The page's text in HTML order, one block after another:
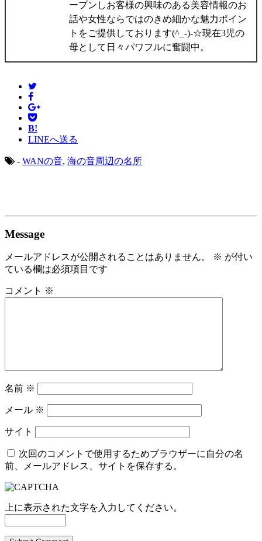
ープンしお客様の興味のある美容情報のお
話や女性ならではのきめ細かな魅力ポイン
トをご提供しております(^_-)-☆現在3児の
母として日々パワフルに奮闘中。
B!
LINEへ送る
- WANの音, 海の音周辺の名所
Message
メールアドレスが公開されることはありません。 ※ が付い
ている欄は必須項目です
コメント ※
名前 ※
メール ※
サイト
次回のコメントで使用するためブラウザーに自分の名
前、メールアドレス、サイトを保存する。
上に表示された文字を入力してください。